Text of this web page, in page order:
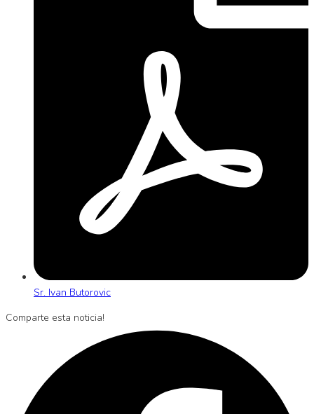
Sr. Ivan Butorovic
Comparte esta noticia!